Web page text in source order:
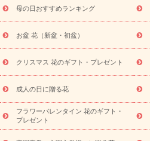
供え・お悔やみ商品一覧
お供え・
お供え プリザーブドフラワー
ペ
盆・初盆）
その他 お祝い返し
ビジネス用
ご自宅用 観葉植物
ドフラワー
スタイルから探す
ンド花
お祝い お供え・お悔やみ
ディ胡蝶蘭・お祝い
ミディ胡蝶蘭
観葉植物
観葉植物 産直多肉植
お祝い
お供え・お悔やみ 花とセ
母の日おすすめランキング
お盆 花（新盆・初盆）
クリスマス 花のギフト・プレゼント
成人の日に贈る花
フラワーバレンタイン 花のギフト・
プレゼント